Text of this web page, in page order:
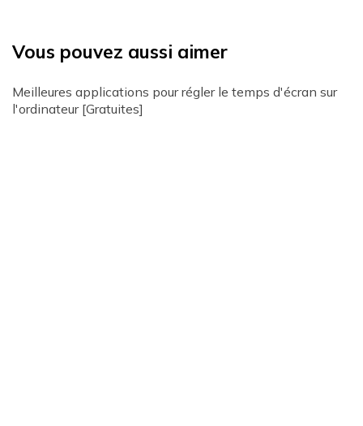
Vous pouvez aussi aimer
Meilleures applications pour régler le temps d'écran sur
l'ordinateur [Gratuites]